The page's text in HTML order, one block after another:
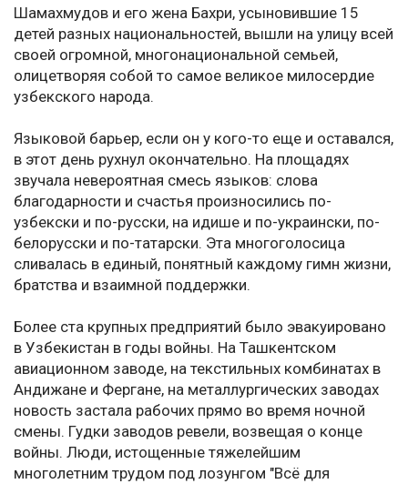
Шамахмудов и его жена Бахри, усыновившие 15
детей разных национальностей, вышли на улицу всей
своей огромной, многонациональной семьей,
олицетворяя собой то самое великое милосердие
узбекского народа.
Языковой барьер, если он у кого-то еще и оставался,
в этот день рухнул окончательно. На площадях
звучала невероятная смесь языков: слова
благодарности и счастья произносились по-
узбекски и по-русски, на идише и по-украински, по-
белорусски и по-татарски. Эта многоголосица
сливалась в единый, понятный каждому гимн жизни,
братства и взаимной поддержки.
Более ста крупных предприятий было эвакуировано
в Узбекистан в годы войны. На Ташкентском
авиационном заводе, на текстильных комбинатах в
Андижане и Фергане, на металлургических заводах
новость застала рабочих прямо во время ночной
смены. Гудки заводов ревели, возвещая о конце
войны. Люди, истощенные тяжелейшим
многолетним трудом под лозунгом "Всё для